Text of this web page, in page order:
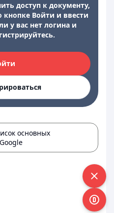
доступ к документу,
Войти и ввести
у вас нет логина и
основных